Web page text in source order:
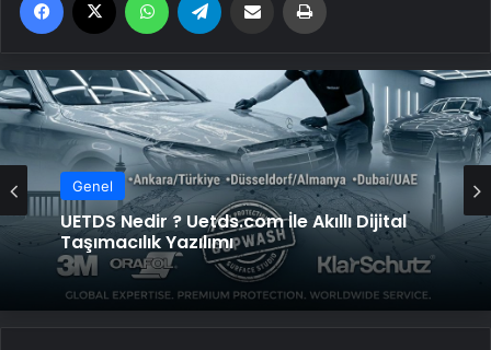
Genel
UETDS Nedir ? Uetds.com İle Akıllı Dijital
Taşımacılık Yazılımı